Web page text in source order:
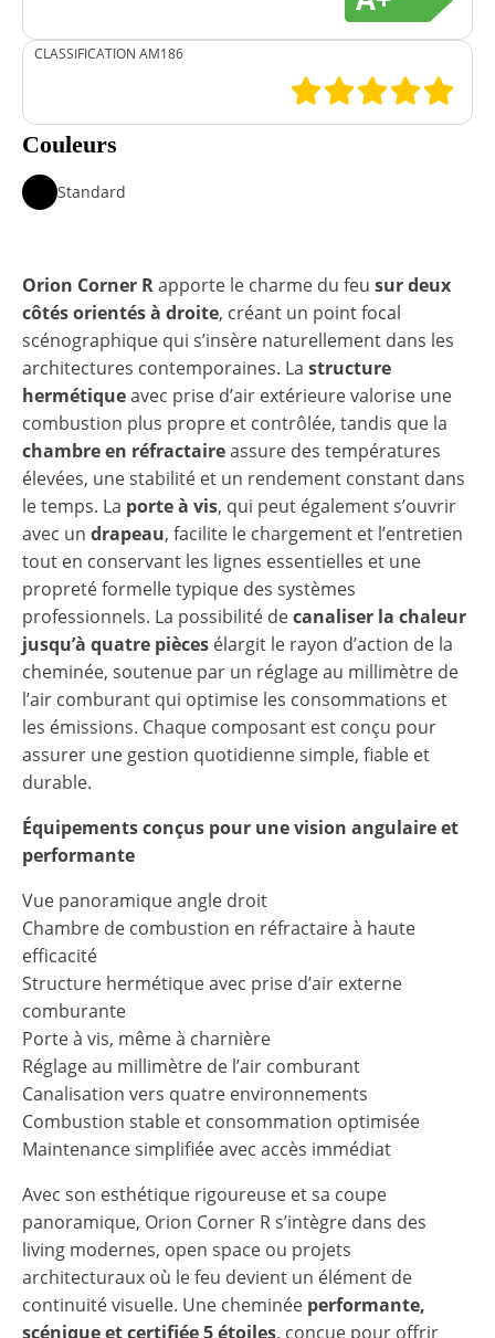
CLASSIFICATION AM186
Couleurs
Standard
Orion Corner Rapporte le charme du feu sur deux
côtés orientés à droite, créant un point focal
scénographique qui s’insère naturellement dans les
architectures contemporaines. La structure
hermétiqueavec prise d’air extérieure valorise une
combustion plus propre et contrôlée, tandis que la
chambre en réfractaireassure des températures
élevées, une stabilité et un rendement constant dans
le temps. La porte à vis, qui peut également s’ouvrir
avec un drapeau, facilite le chargement et l’entretien
tout en conservant les lignes essentielles et une
propreté formelle typique des systèmes
professionnels. La possibilité decanaliser la chaleur
jusqu’à quatre pièces élargit le rayon d’action de la
cheminée, soutenue par un réglage au millimètre de
l’air comburant qui optimise les consommations et
les émissions. Chaque composant est conçu pour
assurer une gestion quotidienne simple, fiable et
durable.
Équipements conçus pour une vision angulaire et
performante
Vue panoramique angle droit
Chambre de combustion en réfractaire à haute
efficacité
Structure hermétique avec prise d’air externe
comburante
Porte à vis, même à charnière
Réglage au millimètre de l’air comburant
Canalisation vers quatre environnements
Combustion stable et consommation optimisée
Maintenance simplifiée avec accès immédiat
Avec son esthétique rigoureuse et sa coupe
panoramique, Orion Corner R s’intègre dans des
living modernes, open space ou projets
architecturaux où le feu devient un élément de
continuité visuelle. Une cheminée performante,
scénique et certifiée 5 étoiles, conçue pour offrir